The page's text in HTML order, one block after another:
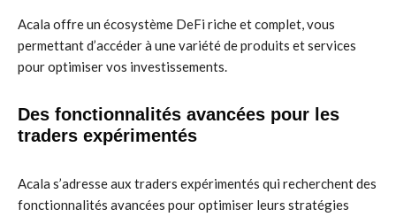
Acala offre un écosystème DeFi riche et complet, vous
permettant d’accéder à une variété de produits et services
pour optimiser vos investissements.
Des fonctionnalités avancées pour les
traders expérimentés
Acala s’adresse aux traders expérimentés qui recherchent des
fonctionnalités avancées pour optimiser leurs stratégies